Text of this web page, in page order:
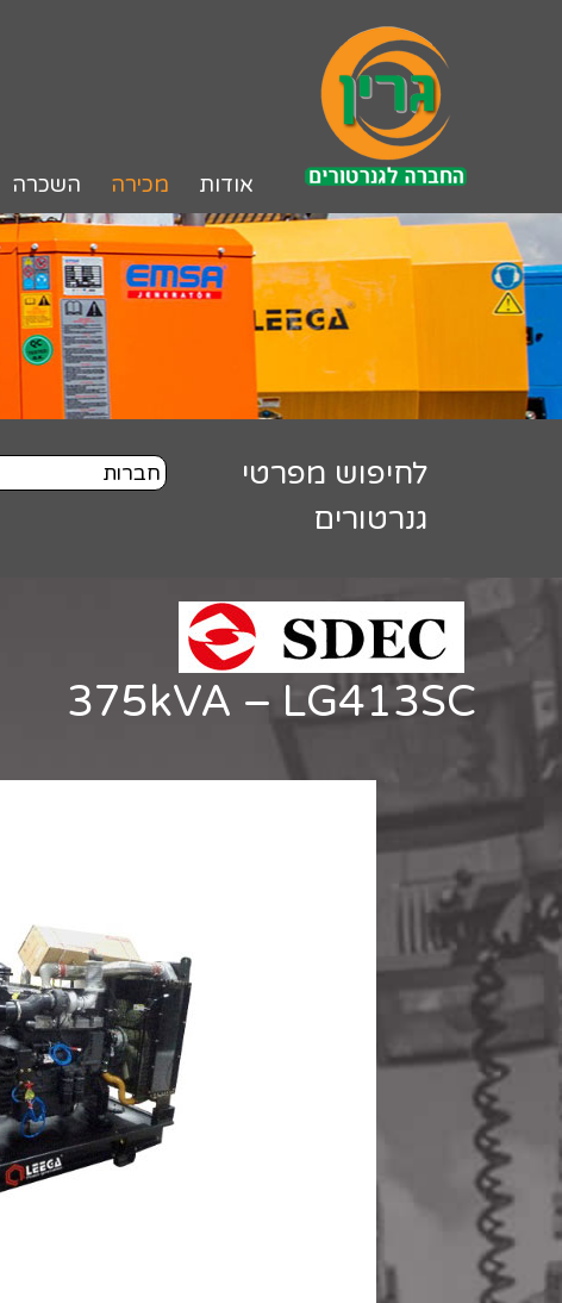
אודות מכירה השכרה
לחיפוש מפרטי
גנרטורים
375kVA – LG413SC